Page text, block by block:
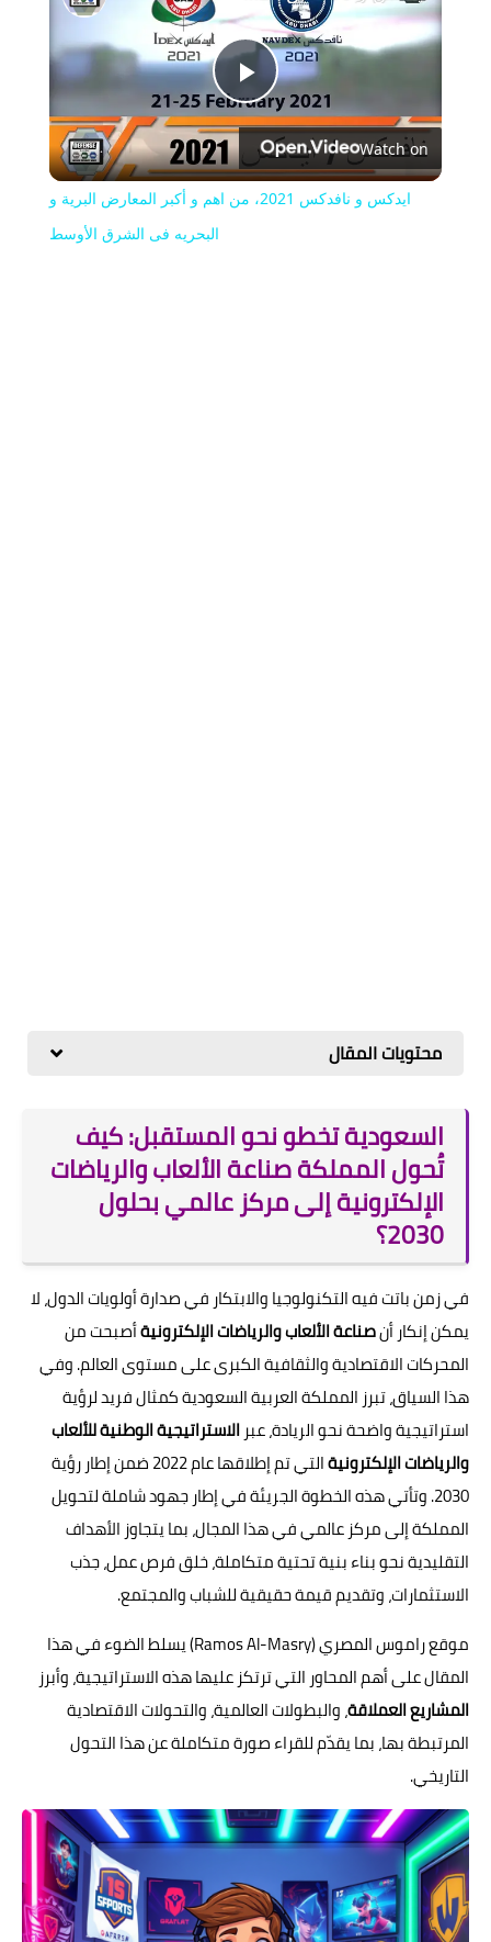
Play
Video
Watch on
ايدكس و نافدكس 2021، من اهم و أكبر المعارض البرية و
البحريه فى الشرق الأوسط
محتويات المقال
السعودية تخطو نحو المستقبل: كيف
تُحول المملكة صناعة الألعاب والرياضات
الإلكترونية إلى مركز عالمي بحلول
2030؟
في زمن باتت فيه التكنولوجيا والابتكار في صدارة أولويات الدول، لا
يمكن إنكار أنصناعة الألعاب والرياضات الإلكترونيةأصبحت من
المحركات الاقتصادية والثقافية الكبرى على مستوى العالم. وفي
هذا السياق، تبرز المملكة العربية السعودية كمثال فريد لرؤية
استراتيجية واضحة نحو الريادة، عبرالاستراتيجية الوطنية للألعاب
والرياضات الإلكترونية
التي تم إطلاقها عام 2022 ضمن إطار رؤية
2030. وتأتي هذه الخطوة الجريئة في إطار جهود شاملة لتحويل
المملكة إلى مركز عالمي في هذا المجال، بما يتجاوز الأهداف
التقليدية نحو بناء بنية تحتية متكاملة، خلق فرص عمل، جذب
الاستثمارات، وتقديم قيمة حقيقية للشباب والمجتمع.
موقع راموس المصري (Ramos Al-Masry) يسلط الضوء في هذا
المقال على أهم المحاور التي ترتكز عليها هذه الاستراتيجية، وأبرز
المشاريع العملاقة، والبطولات العالمية، والتحولات الاقتصادية
المرتبطة بها، بما يقدّم للقراء صورة متكاملة عن هذا التحول
التاريخي.